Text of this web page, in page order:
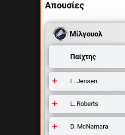
Απουσίες
Μίλγουολ
Παίχτης
L. Jensen
L. Roberts
D. McNamara